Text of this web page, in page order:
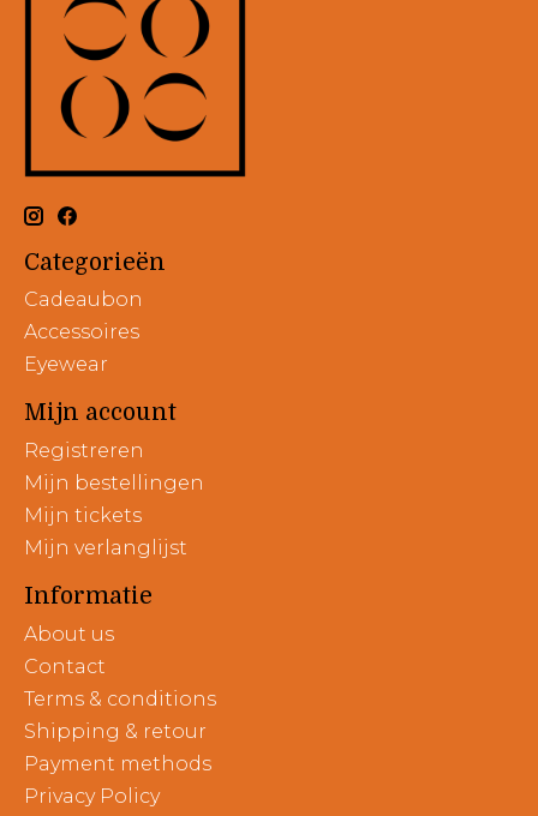
Categorieën
Cadeaubon
Accessoires
Eyewear
Mijn account
Registreren
Mijn bestellingen
Mijn tickets
Mijn verlanglijst
Informatie
About us
Contact
Terms & conditions
Shipping & retour
Payment methods
Privacy Policy